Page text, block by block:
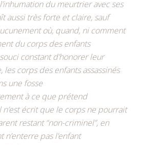
du meurtrier avec ses
aussi très forte et claire, sauf
où, quand, ni comment
du corps des enfants
constant d’honorer leur
corps des enfants assassinés
une fosse
à ce que prétend
écrit que le corps ne pourrait
restant “non-criminel”, en
pas l’enfant